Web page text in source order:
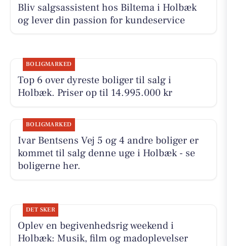
Bliv salgsassistent hos Biltema i Holbæk
og lever din passion for kundeservice
BOLIGMARKED
Top 6 over dyreste boliger til salg i
Holbæk. Priser op til 14.995.000 kr
BOLIGMARKED
Ivar Bentsens Vej 5 og 4 andre boliger er
kommet til salg denne uge i Holbæk - se
boligerne her.
DET SKER
Oplev en begivenhedsrig weekend i
Holbæk: Musik, film og madoplevelser